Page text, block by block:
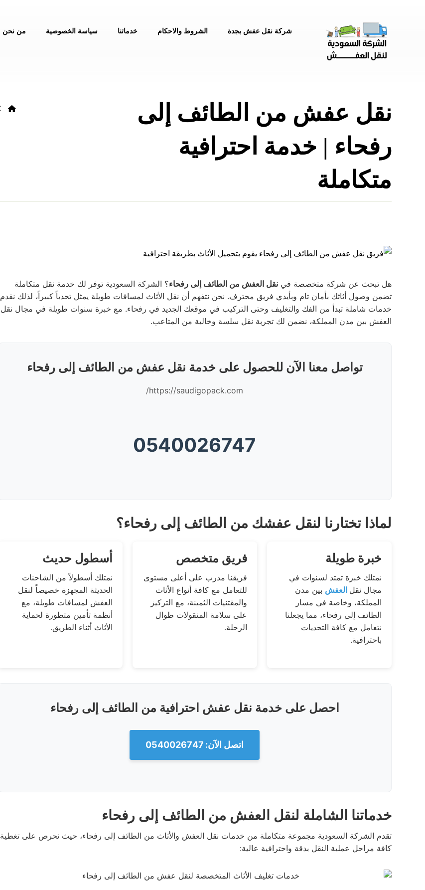
شركة نقل عفش بجدة الشروط والاحكام خدماتنا سياسة الخصوصية من نحن
نقل عفش من الطائف إلى
رفحاء | خدمة احترافية
متكاملة
هل تبحث عن شركة متخصصة فينقل العفش من الطائف إلى رفحاء؟ الشركة السعودية توفر لك خدمة نقل متكاملة
تضمن وصول أثاثك بأمان تام وبأيدي فريق محترف. نحن نتفهم أن نقل الأثاث لمسافات طويلة يمثل تحدياً كبيراً، لذلك نقدم
خدمات شاملة تبدأ من الفك والتغليف وحتى التركيب في موقعك الجديد في رفحاء. مع خبرة سنوات طويلة في مجال نقل
العفش بين مدن المملكة، نضمن لك تجربة نقل سلسة وخالية من المتاعب.
تواصل معنا الآن للحصول على خدمة نقل عفش من الطائف إلى رفحاء
https://saudigopack.com/
0540026747
لماذا تختارنا لنقل عفشك من الطائف إلى رفحاء؟
خبرة طويلة
نمتلك خبرة تمتد لسنوات في
مجال نقل العفش بين مدن
المملكة، وخاصة في مسار
الطائف إلى رفحاء، مما يجعلنا
نتعامل مع كافة التحديات
باحترافية.
فريق متخصص
فريقنا مدرب على أعلى مستوى
للتعامل مع كافة أنواع الأثاث
والمقتنيات الثمينة، مع التركيز
على سلامة المنقولات طوال
الرحلة.
أسطول حديث
نمتلك أسطولاً من الشاحنات
الحديثة المجهزة خصيصاً لنقل
العفش لمسافات طويلة، مع
أنظمة تأمين متطورة لحماية
الأثاث أثناء الطريق.
احصل على خدمة نقل عفش احترافية من الطائف إلى رفحاء
اتصل الآن: 0540026747
خدماتنا الشاملة لنقل العفش من الطائف إلى رفحاء
تقدم الشركة السعودية مجموعة متكاملة من خدمات نقل العفش والأثاث من الطائف إلى رفحاء، حيث نحرص على تغطية
كافة مراحل عملية النقل بدقة واحترافية عالية: